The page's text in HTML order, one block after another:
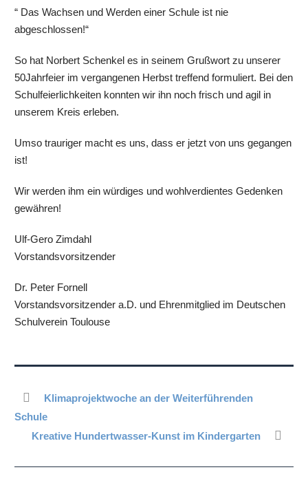
“ Das Wachsen und Werden einer Schule ist nie
abgeschlossen!“
So hat Norbert Schenkel es in seinem Grußwort zu unserer
50Jahrfeier im vergangenen Herbst treffend formuliert. Bei den
Schulfeierlichkeiten konnten wir ihn noch frisch und agil in
unserem Kreis erleben.
Umso trauriger macht es uns, dass er jetzt von uns gegangen
ist!
Wir werden ihm ein würdiges und wohlverdientes Gedenken
gewähren!
Ulf-Gero Zimdahl
Vorstandsvorsitzender
Dr. Peter Fornell
Vorstandsvorsitzender a.D. und Ehrenmitglied im Deutschen
Schulverein Toulouse
Klimaprojektwoche an der Weiterführenden
Schule
Kreative Hundertwasser-Kunst im Kindergarten